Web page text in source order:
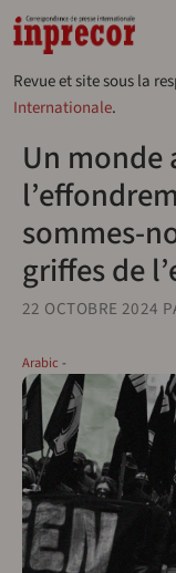
Aller au contenu principal
Revue et site sous la
Internationale.
Un monde
sommes-
griffes de
22 OCTOBRE 2024
Arabic